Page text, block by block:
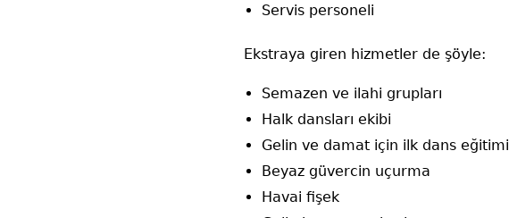
Servis personeli
Ekstraya giren hizmetler de şöyle:
Semazen ve ilahi grupları
Halk dansları ekibi
Gelin ve damat için ilk dans eğitimi
Beyaz güvercin uçurma
Havai fişek